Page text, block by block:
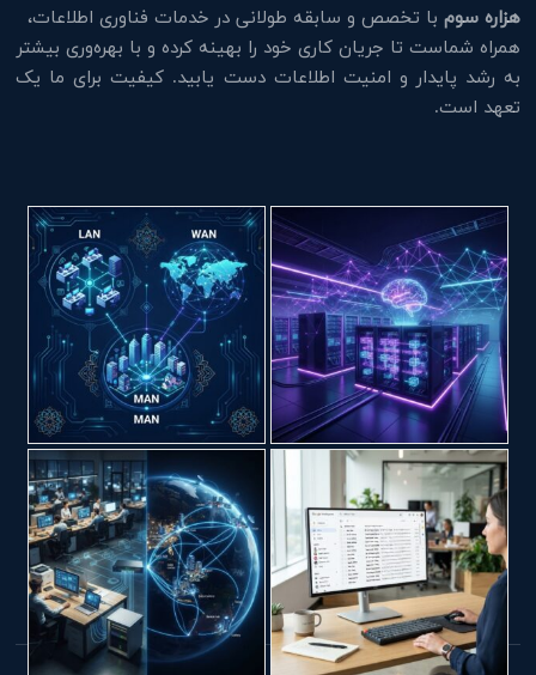
هزاره سوم با تخصص و سابقه طولانی در خدمات فناوری اطلاعات،
همراه شماست تا جریان کاری خود را بهینه کرده و با بهره‌وری بیشتر
به رشد پایدار و امنیت اطلاعات دست یابید. کیفیت برای ما یک
تعهد است.